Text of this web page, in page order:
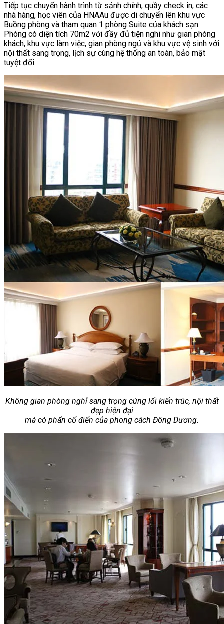
Tiếp tục chuyến hành trình từ sảnh chính, quầy check in, các
nhà hàng, học viên của HNAAu được di chuyển lên khu vực
Buồng phòng và tham quan 1 phòng Suite của khách sạn.
Phòng có diện tích 70m2 với đầy đủ tiện nghi như gian phòng
khách, khu vực làm việc, gian phòng ngủ và khu vực vệ sinh với
nội thất sang trọng, lịch sự cùng hệ thống an toàn, bảo mật
tuyệt đối.
Không gian phòng nghỉ sang trọng cùng lối kiến trúc, nội thất
đẹp hiện đại
mà có phẩn cổ điển của phong cách Đông Dương.